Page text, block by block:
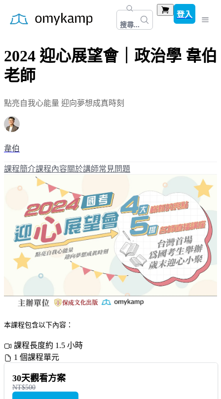
搜尋...
登入
2024 迎心展望會｜政治學 韋伯
老師
點亮自我心能量 迎向夢想成真時刻
韋伯
課程簡介課程內容關於講師常見問題
本課程包含以下內容：
課程長度約 1.5 小時
1 個課程單元
30天觀看方案
NT$500